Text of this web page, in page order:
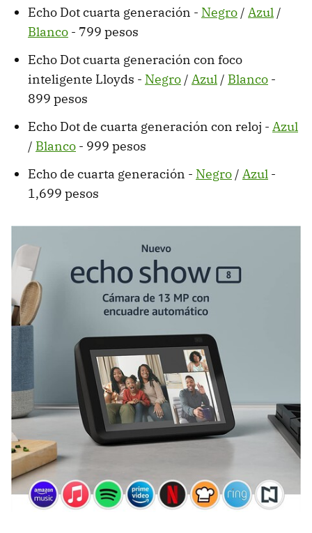
Echo Dot cuarta generación - Negro / Azul /
Blanco - 799 pesos
Echo Dot cuarta generación con foco
inteligente Lloyds - Negro / Azul / Blanco -
899 pesos
Echo Dot de cuarta generación con reloj - Azul
/ Blanco - 999 pesos
Echo de cuarta generación - Negro / Azul -
1,699 pesos